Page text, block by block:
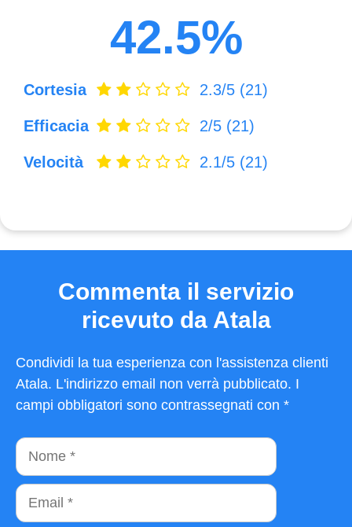
42.5%
Cortesia 2.3/5 (21)
Efficacia 2/5 (21)
Velocità 2.1/5 (21)
Commenta il servizio
ricevuto da Atala
Condividi la tua esperienza con l'assistenza clienti
Atala. L'indirizzo email non verrà pubblicato. I
campi obbligatori sono contrassegnati con *
Nome
Email